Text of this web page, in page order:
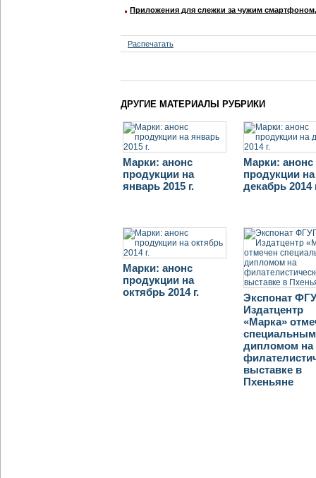
Приложения для слежки за чужим
Распечатать
ДРУГИЕ МАТЕРИАЛЫ РУБРИКИ
Марки: анонс
продукции на
январь 2015 г.
Марки: анонс
продукции на
декабрь 2014
Марки: анонс
продукции на
октябрь 2014 г.
Экспонат
Издатцентр
«Марка»
специальным
дипломом на
выставке в
Пхеньяне